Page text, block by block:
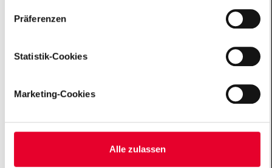
Funktionalität der Website technisch zwingend
Datenschutzhinweisen („
Präferenzen
Statistik-Cookies
Marketing-Cookies
Alle zulassen
Footer
Gemeinnützige Hertie-Stiftung
60323 Frankfurt a. M.